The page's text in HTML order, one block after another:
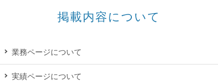
掲載内容について
業務ページについて
実績ページについて